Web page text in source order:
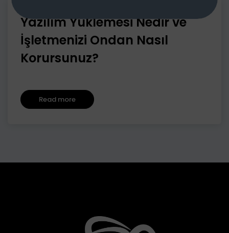
Yazılım Yüklemesi Nedir ve
İşletmenizi Ondan Nasıl
Korursunuz?
Read more